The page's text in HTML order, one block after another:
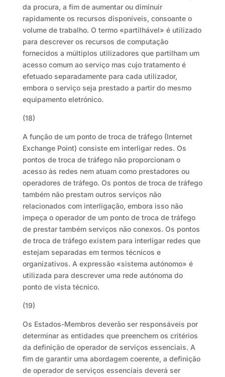
da procura, a fim de aumentar ou diminuir
rapidamente os recursos disponíveis, consoante o
volume de trabalho. O termo «partilhável» é utilizado
para descrever os recursos de computação
fornecidos a múltiplos utilizadores que partilham um
acesso comum ao serviço mas cujo tratamento é
efetuado separadamente para cada utilizador,
embora o serviço seja prestado a partir do mesmo
equipamento eletrónico.
(18)
A função de um ponto de troca de tráfego (Internet
Exchange Point) consiste em interligar redes. Os
pontos de troca de tráfego não proporcionam o
acesso às redes nem atuam como prestadores ou
operadores de tráfego. Os pontos de troca de tráfego
também não prestam outros serviços não
relacionados com interligação, embora isso não
impeça o operador de um ponto de troca de tráfego
de prestar também serviços não conexos. Os pontos
de troca de tráfego existem para interligar redes que
estejam separadas em termos técnicos e
organizativos. A expressão «sistema autónomo» é
utilizada para descrever uma rede autónoma do
ponto de vista técnico.
(19)
Os Estados-Membros deverão ser responsáveis por
determinar as entidades que preenchem os critérios
da definição de operador de serviços essenciais. A
fim de garantir uma abordagem coerente, a definição
de operador de serviços essenciais deverá ser